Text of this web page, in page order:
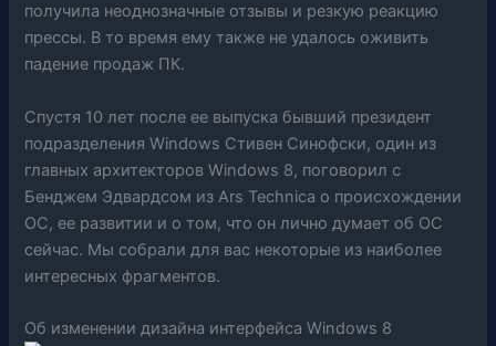
получила неоднозначные отзывы и резкую реакцию
прессы. В то время ему также не удалось оживить
падение продаж ПК.
Спустя 10 лет после ее выпуска бывший президент
подразделения Windows Стивен Синофски, один из
главных архитекторов Windows 8, поговорил с
Бенджем Эдвардсом из Ars Technica о происхождении
ОС, ее развитии и о том, что он лично думает об ОС
сейчас. Мы собрали для вас некоторые из наиболее
интересных фрагментов.
Об изменении дизайна интерфейса Windows 8